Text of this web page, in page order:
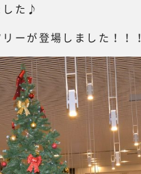
した♪
ーが登場しました！！！